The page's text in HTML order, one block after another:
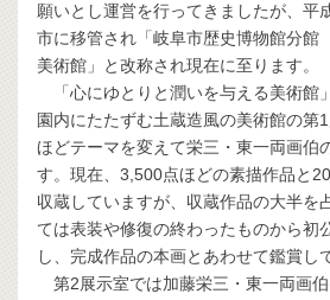
願いとし運営を行ってきましたが、平
市に移管され「岐阜市歴史博物館分
美術館」と改称され現在に至ります。
「心にゆとりと潤いを与える美術館
園内にたたずむ土蔵造風の美術館の第
ほどテーマを変えて栄三・東一両画伯
す。現在、3,500点ほどの素描作品と
収蔵していますが、収蔵作品の大半を
ては表装や修復の終わったものから初
し、完成作品の本画とあわせて鑑賞し
第2展示室では加藤栄三・東一両画